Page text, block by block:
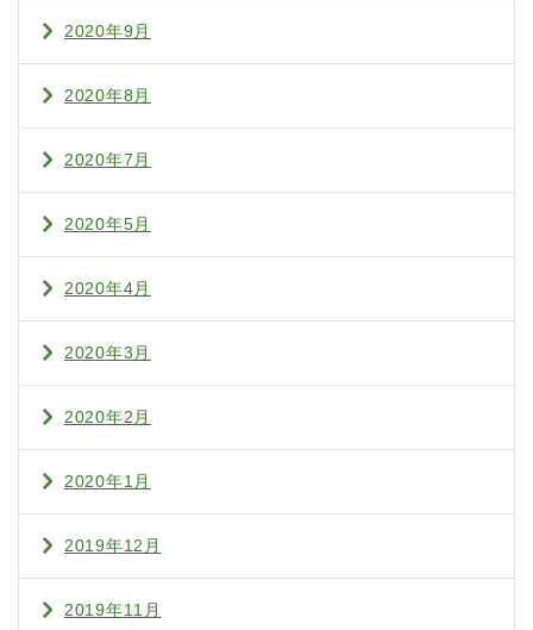
2020年9月
2020年8月
2020年7月
2020年5月
2020年4月
2020年3月
2020年2月
2020年1月
2019年12月
2019年11月